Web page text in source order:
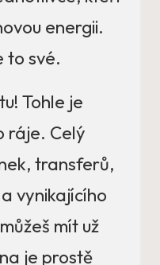
energii.
to své.
Tohle je
ráje. Celý
transferů,
vynikajícího
mít už
je prostě